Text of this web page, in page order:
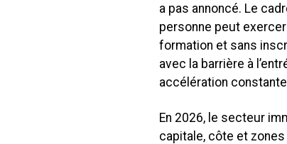
a pas annoncé. Le
personne peut
formation et sans
avec la barrière à
accélération
En 2026, le secteur
capitale, côte et